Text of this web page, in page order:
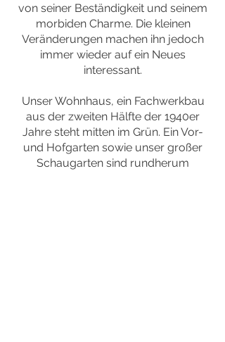
von seiner Beständigkeit und seinem
morbiden Charme. Die kleinen
Veränderungen machen ihn jedoch
immer wieder auf ein Neues
interessant.
Unser Wohnhaus, ein Fachwerkbau
aus der zweiten Hälfte der 1940er
Jahre steht mitten im Grün. Ein Vor-
und Hofgarten sowie unser großer
Schaugarten sind rundherum